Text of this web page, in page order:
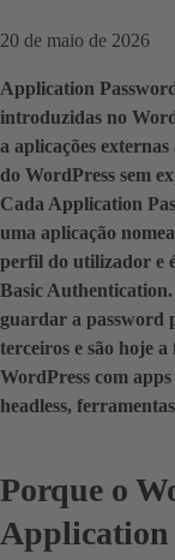
20 de maio de 2026
Application
introduzidas no
a aplicações
do WordPress sem
Cada Application
uma aplicação
perfil do utilizador e
Basic
guardar a password
terceiros e são hoje
WordPress com
headless,
Porque o
Application